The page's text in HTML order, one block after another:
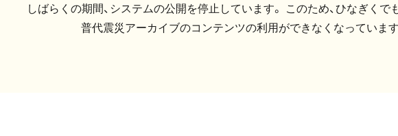
しばらくの期間、システムの公開を停止しています。 このため、ひなぎくでも
普代震災アーカイブのコンテンツの利用ができなくなっています